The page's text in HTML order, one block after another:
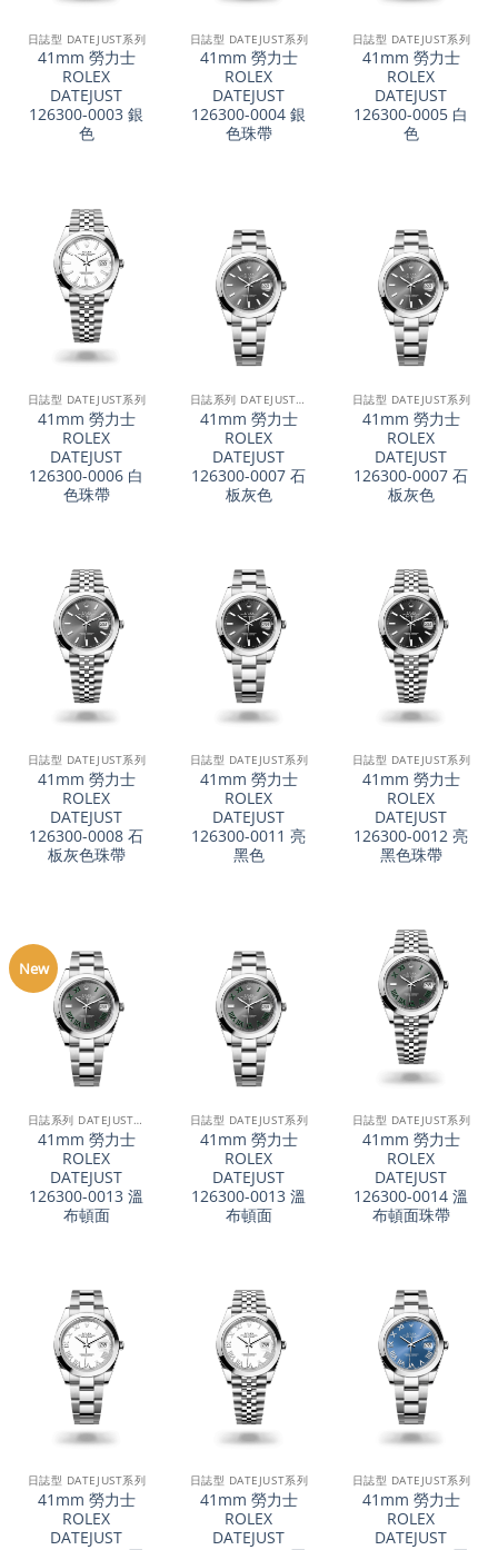
日誌型 DATEJUST系列
41mm 勞力士
ROLEX
DATEJUST
126300-0003 銀
色
日誌型 DATEJUST系列
41mm 勞力士
ROLEX
DATEJUST
126300-0004 銀
色珠帶
日誌型 DATEJUST系列
41mm 勞力士
ROLEX
DATEJUST
126300-0005 白
色
日誌型 DATEJUST系列
41mm 勞力士
ROLEX
DATEJUST
126300-0006 白
色珠帶
日誌系列 DATEJUST 41
41mm 勞力士
ROLEX
DATEJUST
126300-0007 石
板灰色
日誌型 DATEJUST系列
41mm 勞力士
ROLEX
DATEJUST
126300-0007 石
板灰色
日誌型 DATEJUST系列
41mm 勞力士
ROLEX
DATEJUST
126300-0008 石
板灰色珠帶
日誌型 DATEJUST系列
41mm 勞力士
ROLEX
DATEJUST
126300-0011 亮
黑色
日誌型 DATEJUST系列
41mm 勞力士
ROLEX
DATEJUST
126300-0012 亮
黑色珠帶
New
日誌系列 DATEJUST 41
41mm 勞力士
ROLEX
DATEJUST
126300-0013 溫
布頓面
日誌型 DATEJUST系列
41mm 勞力士
ROLEX
DATEJUST
126300-0013 溫
布頓面
日誌型 DATEJUST系列
41mm 勞力士
ROLEX
DATEJUST
126300-0014 溫
布頓面珠帶
日誌型 DATEJUST系列
41mm 勞力士
ROLEX
DATEJUST
日誌型 DATEJUST系列
41mm 勞力士
ROLEX
DATEJUST
日誌型 DATEJUST系列
41mm 勞力士
ROLEX
DATEJUST